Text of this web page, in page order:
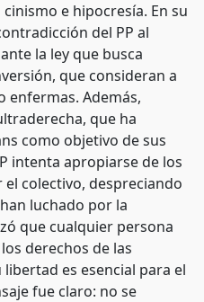
e hipocresía. En su
del PP al
la ley que busca
que consideran a
enfermas. Además,
que ha
como objetivo de sus
intenta apropiarse de los
colectivo, despreciando
luchado por la
que cualquier persona
derechos de las
libertad es esencial para el
fue claro: no se